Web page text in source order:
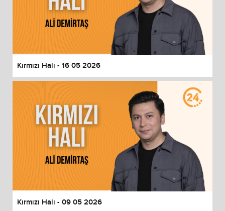
Kırmızı Halı - 16 05 2026
Kırmızı Halı - 09 05 2026